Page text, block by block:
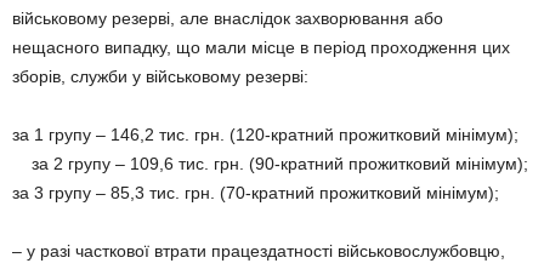
військовому резерві, але внаслідок захворювання або
нещасного випадку, що мали місце в період проходження цих
зборів, служби у військовому резерві:
за 1 групу – 146,2 тис. грн. (120-кратний прожитковий мінімум);
за 2 групу – 109,6 тис. грн. (90-кратний прожитковий мінімум);
за 3 групу – 85,3 тис. грн. (70-кратний прожитковий мінімум);
– у разі часткової втрати працездатності військовослужбовцю,